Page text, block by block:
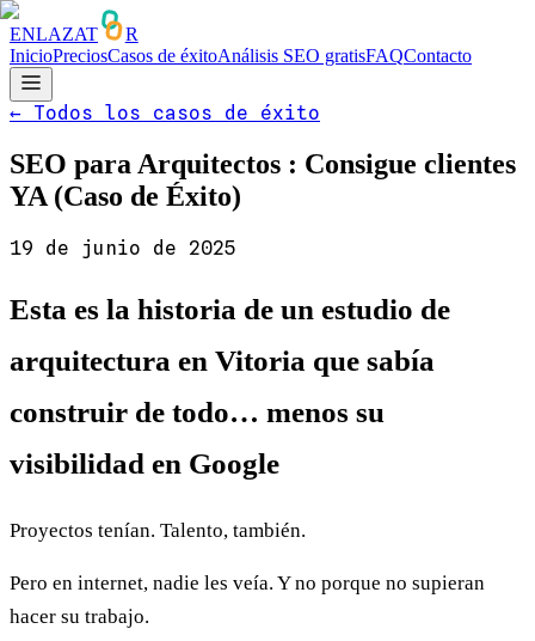
ENLAZAT
R
InicioPreciosCasos de éxitoAnálisis SEO gratisFAQContacto
← Todos los casos de éxito
SEO para Arquitectos : Consigue clientes
YA (Caso de Éxito)
19 de junio de 2025
Esta es la historia de un estudio de
arquitectura en Vitoria que sabía
construir de todo… menos su
visibilidad en Google
Proyectos tenían. Talento, también.
Pero en internet, nadie les veía. Y no porque no supieran
hacer su trabajo.